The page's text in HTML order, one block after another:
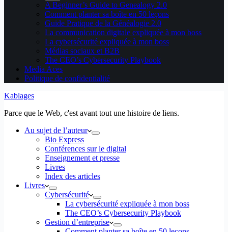
A Beginner’s Guide to Genealogy 2.0
Comment planter sa boîte en 50 leçons
Guide Pratique de la Généalogie 2.0
La communication digitale expliquée à mon boss
La cybersécurité expliquée à mon boss
Médias sociaux et B2B
The CEO’s Cybersecurity Playbook
Media Aces
Politique de confidentialité
Kablages
Parce que le Web, c'est avant tout une histoire de liens.
Au sujet de l’auteur
Bio Express
Conférences sur le digital
Enseignement et presse
Livres
Index des articles
Livres
Cybersécurité
La cybersécurité expliquée à mon boss
The CEO’s Cybersecurity Playbook
Gestion d’entreprise